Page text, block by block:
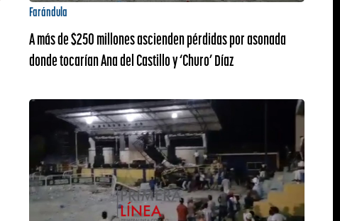
Farándula
A más de $250 millones ascienden pérdidas por asonada
donde tocarían Ana del Castillo y ‘Churo’ Díaz